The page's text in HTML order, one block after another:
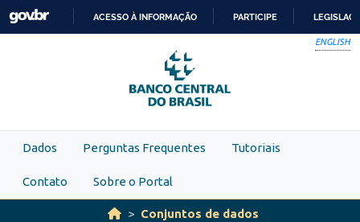
Skip to main content
PARA
O
CONTEÚDO
ACESSO À INFORMAÇÃO PARTICIPE
ENGLISH
Dados Perguntas Frequentes Tutoriais
Contato Sobre o Portal
Conjuntos de dados